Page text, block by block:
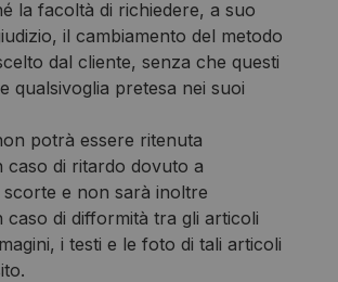
la facoltà di richiedere, a suo
il cambiamento del metodo
dal cliente, senza che questi
qualsivoglia pretesa nei suoi
potrà essere ritenuta
caso di ritardo dovuto a
e non sarà inoltre
caso di difformità tra gli articoli
i testi e le foto di tali articoli